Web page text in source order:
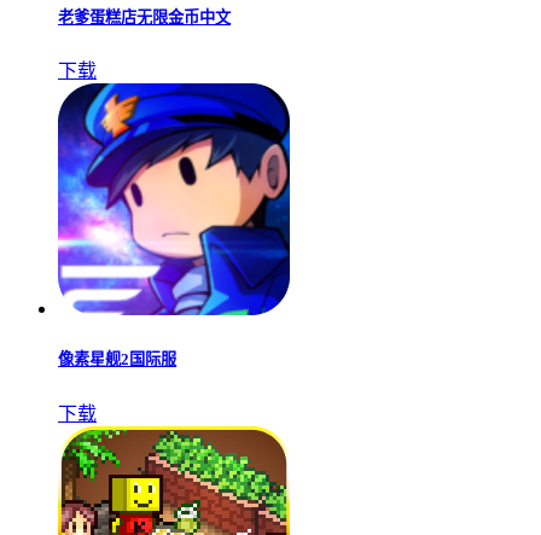
老爹蛋糕店无限金币中文
下载
像素星舰2国际服
下载